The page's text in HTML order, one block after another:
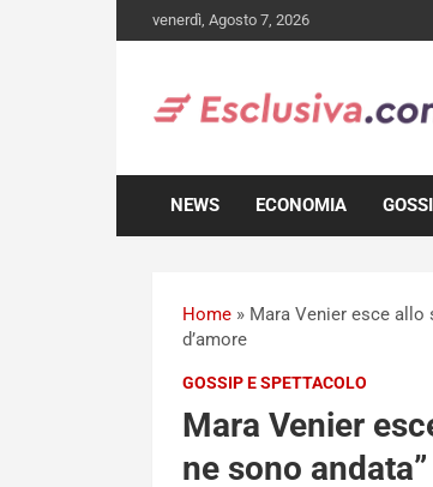
to
venerdì, Agosto 7, 2026
NEWS ECONOMIA
Home » Mara Venier esce allo
d’amore
GOSSIP E SPETTACOLO
Mara Venier
ne sono